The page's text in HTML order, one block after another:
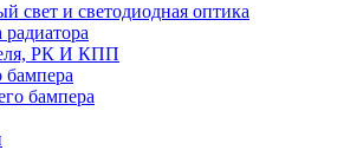
свет и светодиодная оптика
радиатора
РК И КПП
бампера
бампера